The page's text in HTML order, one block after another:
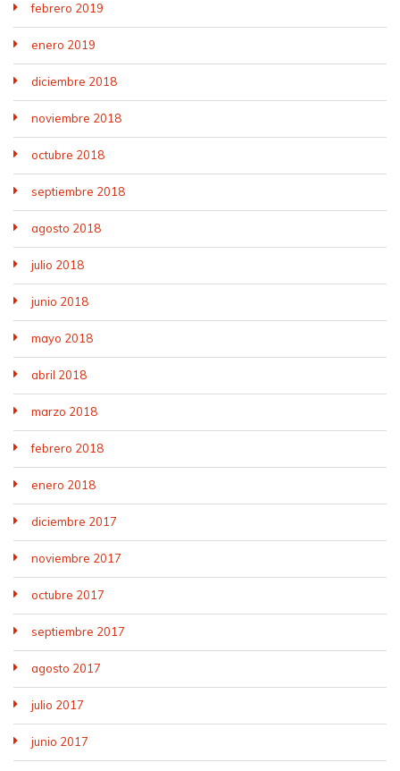
febrero 2019
enero 2019
diciembre 2018
noviembre 2018
octubre 2018
septiembre 2018
agosto 2018
julio 2018
junio 2018
mayo 2018
abril 2018
marzo 2018
febrero 2018
enero 2018
diciembre 2017
noviembre 2017
octubre 2017
septiembre 2017
agosto 2017
julio 2017
junio 2017